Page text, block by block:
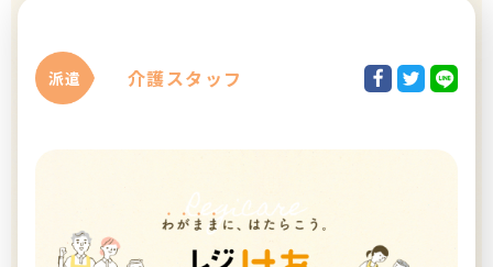
派遣 介護スタッフ